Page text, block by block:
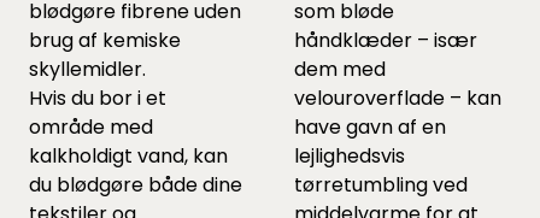
blødgøre fibrene uden
brug af kemiske
skyllemidler.
Hvis du bor i et
område med
kalkholdigt vand, kan
du blødgøre både dine
som bløde
håndklæder – især
dem med
velouroverflade – kan
have gavn af en
lejlighedsvis
tørretumbling ved